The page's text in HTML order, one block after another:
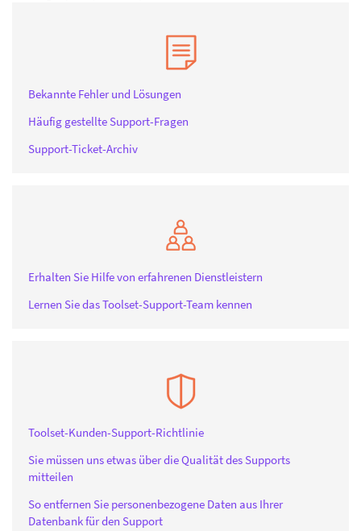
Bekannte Fehler und Lösungen
Häufig gestellte Support-Fragen
Support-Ticket-Archiv
Erhalten Sie Hilfe von erfahrenen Dienstleistern
Lernen Sie das Toolset-Support-Team kennen
Toolset-Kunden-Support-Richtlinie
Sie müssen uns etwas über die Qualität des Supports
mitteilen
So entfernen Sie personenbezogene Daten aus Ihrer
Datenbank für den Support